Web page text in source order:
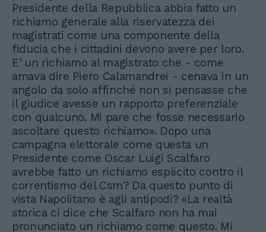
Presidente della Repubblica abbia fatto un
richiamo generale alla riservatezza dei
magistrati come una componente della
fiducia che i cittadini devono avere per loro.
E' un richiamo al magistrato che - come
amava dire Piero Calamandrei - cenava in un
angolo da solo affinché non si pensasse che
il giudice avesse un rapporto preferenziale
con qualcuno. Mi pare che fosse necessario
ascoltare questo richiamo». Dopo una
campagna elettorale come questa un
Presidente come Oscar Luigi Scalfaro
avrebbe fatto un richiamo esplicito contro il
correntismo del Csm? Da questo punto di
vista Napolitano è agli antipodi? «La realtà
storica ci dice che Scalfaro non ha mai
pronunciato un richiamo come questo. Mi